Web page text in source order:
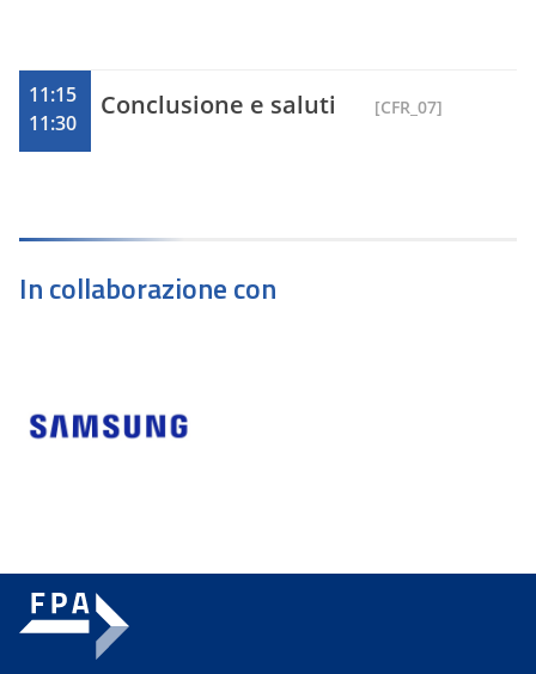
11:15
11:30
Conclusione e saluti [CFR_07]
In collaborazione con